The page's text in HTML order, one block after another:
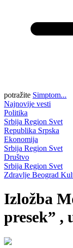
potražite Simptom...
Najnovije vesti
Politika
Srbija Region Svet
Republika Srpska
Ekonomija
Srbija Region Svet
Društvo
Srbija Region Svet
Zdravlje Beograd
Izložba
presek” ,